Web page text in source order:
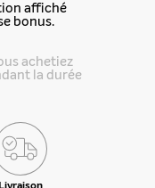
affiché
bonus.
achetiez
la durée
Livraison